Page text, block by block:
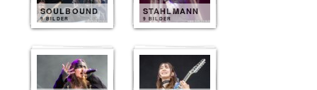
SOULBOUND
9 BILDER
STAHLMANN
9 BILDER